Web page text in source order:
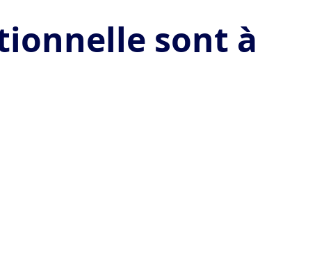
sont à